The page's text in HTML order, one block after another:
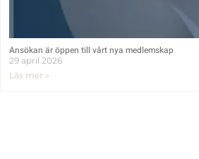
Ansökan är öppen till vårt nya medlemskap
29 april 2026
Läs mer »